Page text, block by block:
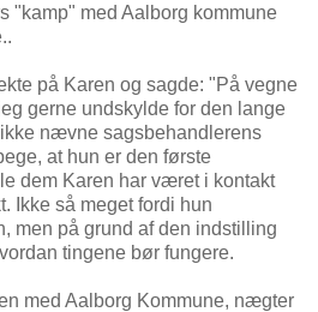
"kamp" med Aalborg kommune
på Karen og sagde: "På vegne
gerne undskylde for den lange
nævne sagsbehandlerens
at hun er den første
dem Karen har været i kontakt
Ikke så meget fordi hun
men på grund af den indstilling
tingene bør fungere.
med Aalborg Kommune, nægter